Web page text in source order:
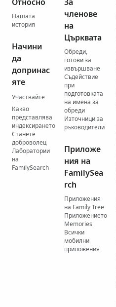
Нашата
история
Начини
да
допринас
яте
Участвайте
Какво
представлява
индексирането
Станете
доброволец
Лаборатории
на
FamilySearch
членове
на
Църквата
Обреди,
готови за
извършване
Съдействие
при
подготовката
на имена за
обреди
Източници за
ръководители
Приложе
ния на
FamilySea
rch
Приложения
на Family Tree
Приложението
Memories
Всички
мобилни
приложения